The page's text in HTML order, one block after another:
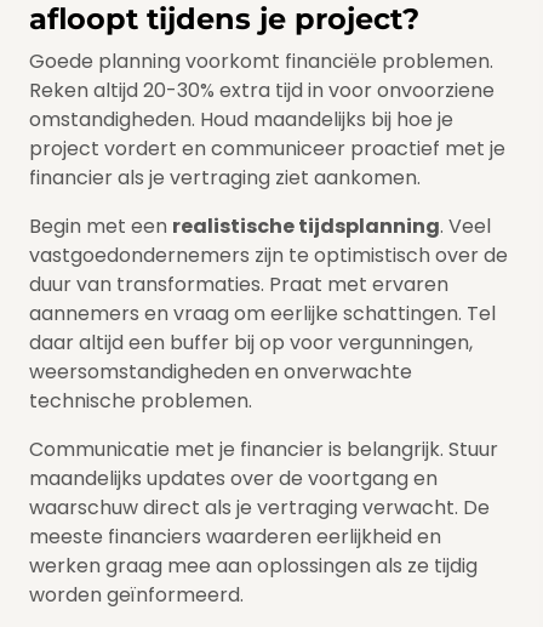
afloopt tijdens je project?
Goede planning voorkomt financiële problemen.
Reken altijd 20-30% extra tijd in voor onvoorziene
omstandigheden. Houd maandelijks bij hoe je
project vordert en communiceer proactief met je
financier als je vertraging ziet aankomen.
Begin met een realistische tijdsplanning. Veel
vastgoedondernemers zijn te optimistisch over de
duur van transformaties. Praat met ervaren
aannemers en vraag om eerlijke schattingen. Tel
daar altijd een buffer bij op voor vergunningen,
weersomstandigheden en onverwachte
technische problemen.
Communicatie met je financier is belangrijk. Stuur
maandelijks updates over de voortgang en
waarschuw direct als je vertraging verwacht. De
meeste financiers waarderen eerlijkheid en
werken graag mee aan oplossingen als ze tijdig
worden geïnformeerd.